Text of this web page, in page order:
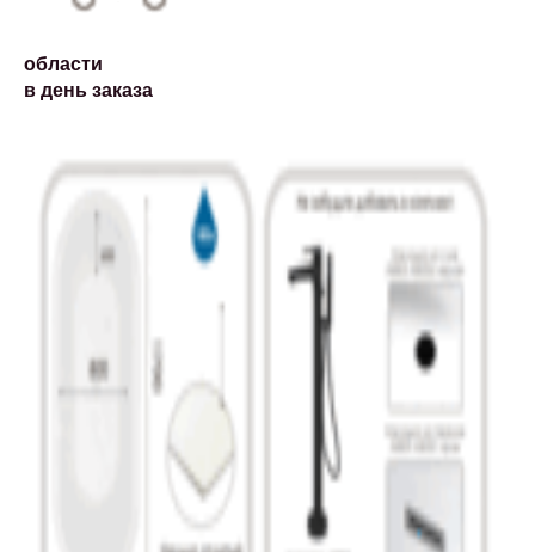
области
в день заказа